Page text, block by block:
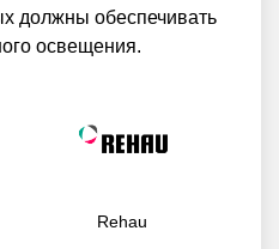
должны обеспечивать
освещения.
Rehau